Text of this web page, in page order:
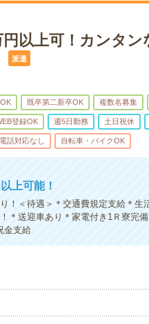
以上可！カンタン
派遣
既卒第二新卒OK 複数名募集
登録OK 週5日勤務 土日祝休
電話対応なし 自転車・バイクOK
上可能！
！＜待遇＞＊交通費規定支給＊生
＊送迎車あり＊家電付き1Ｒ寮完
金支給